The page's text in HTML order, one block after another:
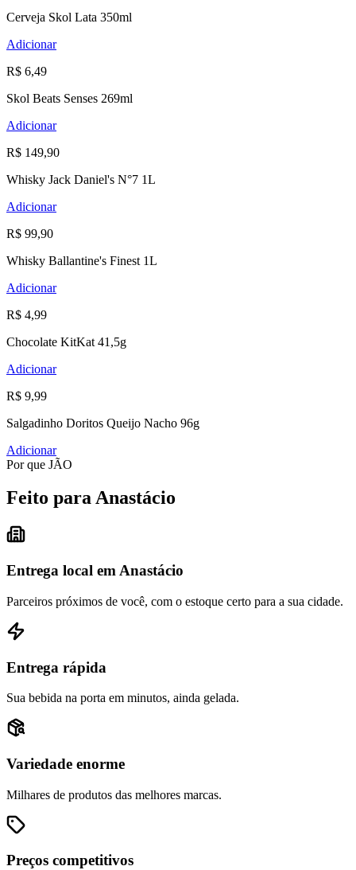
Cerveja Skol Lata 350ml
Adicionar
R$ 6,49
Skol Beats Senses 269ml
Adicionar
R$ 149,90
Whisky Jack Daniel's N°7 1L
Adicionar
R$ 99,90
Whisky Ballantine's Finest 1L
Adicionar
R$ 4,99
Chocolate KitKat 41,5g
Adicionar
R$ 9,99
Salgadinho Doritos Queijo Nacho 96g
Adicionar
Por que JÃO
Feito para Anastácio
Entrega local em Anastácio
Parceiros próximos de você, com o estoque certo para a sua cidade.
Entrega rápida
Sua bebida na porta em minutos, ainda gelada.
Variedade enorme
Milhares de produtos das melhores marcas.
Preços competitivos